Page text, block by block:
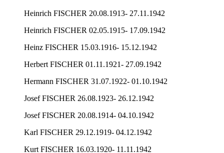
Heinrich FISCHER 20.08.1913- 27.11.1942
Heinrich FISCHER 02.05.1915- 17.09.1942
Heinz FISCHER 15.03.1916- 15.12.1942
Herbert FISCHER 01.11.1921- 27.09.1942
Hermann FISCHER 31.07.1922- 01.10.1942
Josef FISCHER 26.08.1923- 26.12.1942
Josef FISCHER 20.08.1914- 04.10.1942
Karl FISCHER 29.12.1919- 04.12.1942
Kurt FISCHER 16.03.1920- 11.11.1942